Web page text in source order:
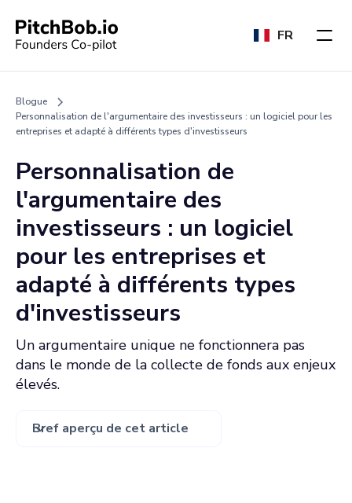
FR
Blogue
Personnalisation de l'argumentaire des investisseurs : un logiciel pour les
entreprises et adapté à différents types d'investisseurs
Personnalisation de
l'argumentaire des
investisseurs : un logiciel
pour les entreprises et
adapté à différents types
d'investisseurs
Un argumentaire unique ne fonctionnera pas
dans le monde de la collecte de fonds aux enjeux
élevés.
Bref aperçu de cet article